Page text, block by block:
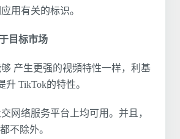
用有关的标识。
目标市场
产生更强的视頻特性一样，利基
升 TikTok的特性。
网络服务平台上均可用。并且，
不除外。